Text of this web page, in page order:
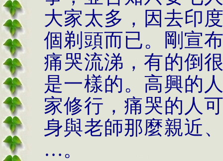
大家太多，因去印
個剃頭而已。剛宣
痛哭流涕，有的倒
是一樣的。高興的
家修行，痛哭的人
身與老師那麼親近
…。